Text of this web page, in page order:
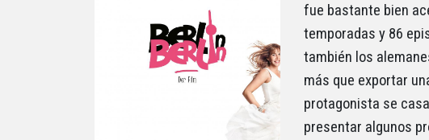
fue bastante bien
temporadas y 86
también los
más que exportar
protagonista se
presentar algunos